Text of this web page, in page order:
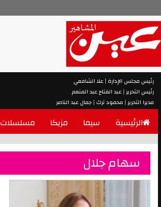
رئيس مجلس الإدارة | علا الشافعي
رئيس التحرير | عبد الفتاح عبد المنعم
مديرا التحرير | محمود ترك | جمال عبد الناصر
الرئيسية سيما مزيكا مسلسلات
سهام جلال